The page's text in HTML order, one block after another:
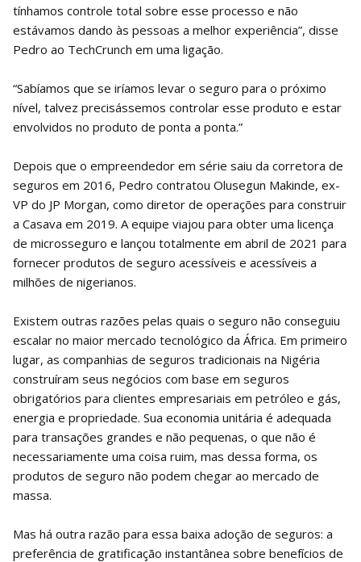
tínhamos controle total sobre esse processo e não
estávamos dando às pessoas a melhor experiência”, disse
Pedro ao TechCrunch em uma ligação.
“Sabíamos que se iríamos levar o seguro para o próximo
nível, talvez precisássemos controlar esse produto e estar
envolvidos no produto de ponta a ponta.”
Depois que o empreendedor em série saiu da corretora de
seguros em 2016, Pedro contratou Olusegun Makinde, ex-
VP do JP Morgan, como diretor de operações para construir
a Casava em 2019. A equipe viajou para obter uma licença
de microsseguro e lançou totalmente em abril de 2021 para
fornecer produtos de seguro acessíveis e acessíveis a
milhões de nigerianos.
Existem outras razões pelas quais o seguro não conseguiu
escalar no maior mercado tecnológico da África. Em primeiro
lugar, as companhias de seguros tradicionais na Nigéria
construíram seus negócios com base em seguros
obrigatórios para clientes empresariais em petróleo e gás,
energia e propriedade. Sua economia unitária é adequada
para transações grandes e não pequenas, o que não é
necessariamente uma coisa ruim, mas dessa forma, os
produtos de seguro não podem chegar ao mercado de
massa.
Mas há outra razão para essa baixa adoção de seguros: a
preferência de gratificação instantânea sobre benefícios de